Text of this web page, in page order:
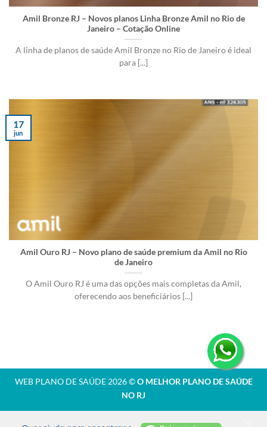
Amil Bronze RJ – Novos planos Linha Bronze Amil no Rio de
Janeiro – Cotação Online
A linha de planos de saúde Amil Bronze no Rio de Janeiro é ideal
para [...]
Amil Ouro RJ – Novo plano de saúde premium da Amil no Rio
de Janeiro
O Amil Ouro RJ é uma das opções mais completas da Amil,
oferecendo aos beneficiários [...]
17
jun
WEB PLANO DE SAÚDE 2026 ©O MELHOR PLANO DE SAÚDE
NO RJ